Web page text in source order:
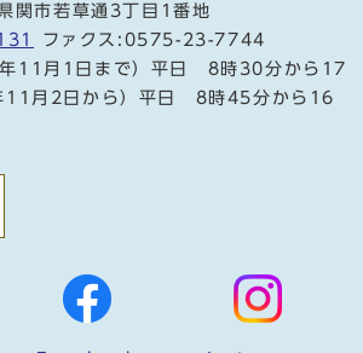
関市若草通3丁目1番地
ファクス:0575-23-7744
年11月1日まで）平日 8時30分から17
11月2日から）平日 8時45分から16